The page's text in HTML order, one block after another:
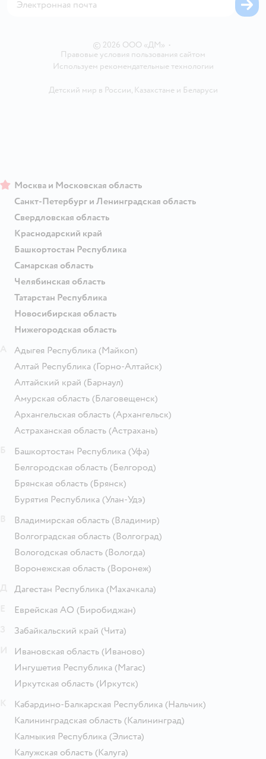
© 2026 ООО «ДМ» •
Правовые условия пользования сайтом
Используем рекомендательные технологии
Детский мир в России, Казахстанеи Беларуси
Москва и Московская область
Санкт-Петербург и Ленинградская область
Свердловская область
Краснодарский край
Башкортостан Республика
Самарская область
Челябинская область
Татарстан Республика
Новосибирская область
Нижегородская область
Адыгея Республика (Майкоп)
Алтай Республика (Горно-Алтайск)
Алтайский край (Барнаул)
Амурская область (Благовещенск)
Архангельская область (Архангельск)
Астраханская область (Астрахань)
Башкортостан Республика (Уфа)
Белгородская область (Белгород)
Брянская область (Брянск)
Бурятия Республика (Улан-Удэ)
Владимирская область (Владимир)
Волгоградская область (Волгоград)
Вологодская область (Вологда)
Воронежская область (Воронеж)
Дагестан Республика (Махачкала)
Еврейская АО (Биробиджан)
Забайкальский край (Чита)
Ивановская область (Иваново)
Ингушетия Республика (Магас)
Иркутская область (Иркутск)
Кабардино-Балкарская Республика (Нальчик)
Калининградская область (Калининград)
Калмыкия Республика (Элиста)
Калужская область (Калуга)